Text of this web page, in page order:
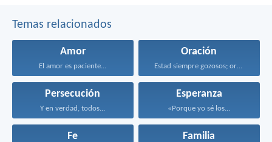
Temas relacionados
Amor
El amor es paciente...
Oración
Estad siempre gozosos; orad...
Persecución
Y en verdad, todos...
Esperanza
«Porque yo sé los...
Fe Familia